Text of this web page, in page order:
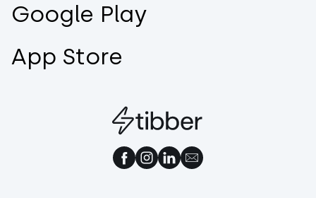
Google Play
App Store